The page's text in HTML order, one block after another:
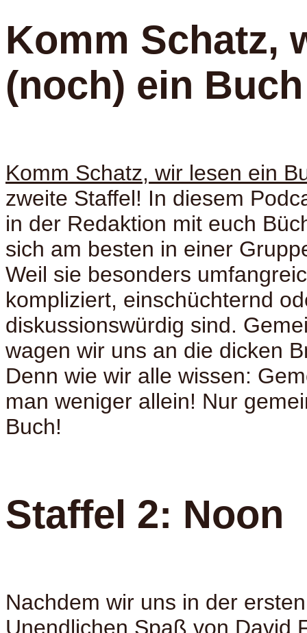
Komm Schatz,
(noch) ein Buch
Komm Schatz, wir lesen ein
zweite Staffel! In diesem
in der Redaktion mit euch
sich am besten in einer
Weil sie besonders
kompliziert, einschüchternd
diskussionswürdig sind.
wagen wir uns an die dicken
Denn wie wir alle wissen:
man weniger allein! Nur
Buch!
Staffel 2: Noon
Nachdem wir uns in der
Unendlichen Spaß von David